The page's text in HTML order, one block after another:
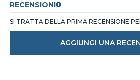
RECENSIONI
SI TRATTA DELLA PRIMA RECENSIONE
AGGIUNGI UNA